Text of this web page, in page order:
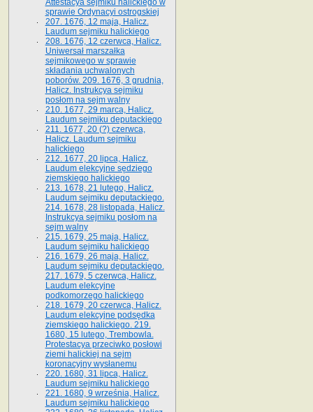
Attestacya sejmiku halickiego w
sprawie Ordynacyi ostrogskiej
207. 1676, 12 maja, Halicz.
Laudum sejmiku halickiego
208. 1676, 12 czerwca, Halicz.
Uniwersał marszałka
sejmikowego w sprawie
składania uchwalonych
poborów. 209. 1676, 3 grudnia,
Halicz. Instrukcya sejmiku
posłom na sejm walny
210. 1677, 29 marca, Halicz.
Laudum sejmiku deputackiego
211. 1677, 20 (?) czerwca,
Halicz. Laudum sejmiku
halickiego
212. 1677, 20 lipca, Halicz.
Laudum elekcyjne sędziego
ziemskiego halickiego
213. 1678, 21 lutego, Halicz.
Laudum sejmiku deputackiego.
214. 1678, 28 listopada, Halicz.
Instrukcya sejmiku posłom na
sejm walny
215. 1679, 25 maja, Halicz.
Laudum sejmiku halickiego
216. 1679, 26 maja, Halicz.
Laudum sejmiku deputackiego.
217. 1679, 5 czerwca, Halicz.
Laudum elekcyjne
podkomorzego halickiego
218. 1679, 20 czerwca, Halicz.
Laudum elekcyjne podsędka
ziemskiego halickiego. 219.
1680, 15 lutego, Trembowla.
Protestacya przeciwko posłowi
ziemi halickiej na sejm
koronacyjny wysłanemu
220. 1680, 31 lipca, Halicz.
Laudum sejmiku halickiego
221. 1680, 9 września, Halicz.
Laudum sejmiku halickiego